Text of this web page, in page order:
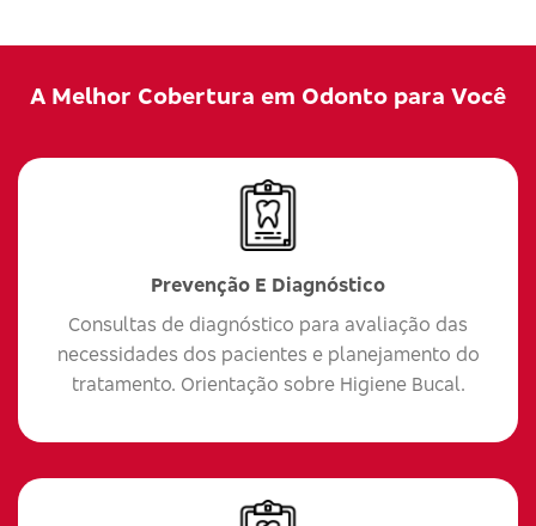
A Melhor Cobertura em Odonto para Você
Prevenção E Diagnóstico
Consultas de diagnóstico para avaliação das
necessidades dos pacientes e planejamento do
tratamento. Orientação sobre Higiene Bucal.